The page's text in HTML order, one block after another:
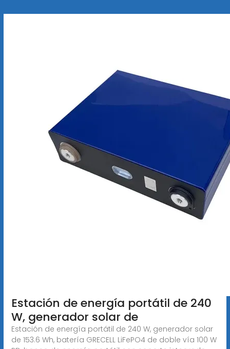
Estación de energía portátil de 240
W, generador solar de
Estación de energía portátil de 240 W, generador solar
de 153.6 Wh, batería GRECELL LiFePO4 de doble vía 100 W